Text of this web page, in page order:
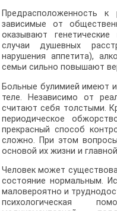
Предрасположенность
зависимые от
оказывают
случаи душевных
нарушения аппетита),
семьи сильно повышают
Больные булимией имеют
теле. Независимо от
считают себя толстыми.
периодическое
прекрасный способ
сложно. При этом
основой их жизни и
Человек может
состояние нормальным.
маловероятно и
психологическая